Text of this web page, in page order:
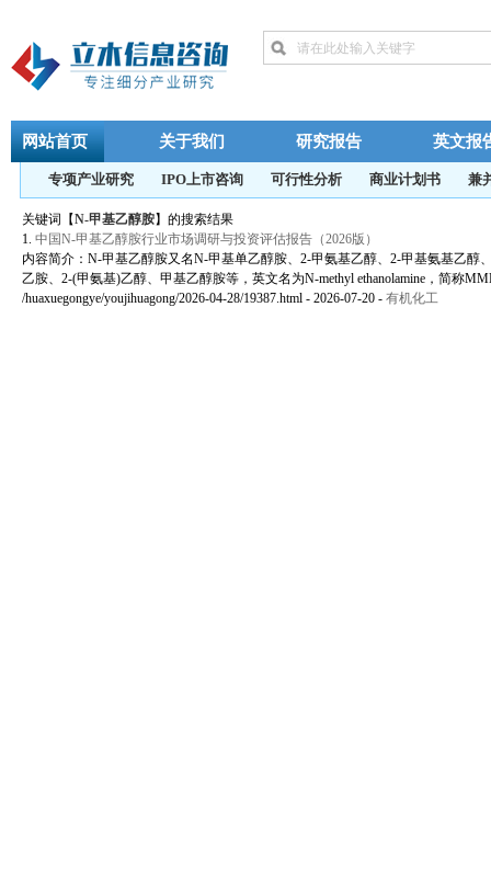
网站首页 关于我们 研究报告 英文报
专项产业研究 IPO上市咨询 可行性分析 商业计划书 兼
关键词【N-甲基乙醇胺】的搜索结果
1. 中国N-甲基乙醇胺行业市场调研与投资评估报告（2026版）
内容简介：N-甲基乙醇胺又名N-甲基单乙醇胺、2-甲氨基乙醇、2-甲基氨基乙醇
乙胺、2-(甲氨基)乙醇、甲基乙醇胺等，英文名为N-methyl ethanolamine，简称
/huaxuegongye/youjihuagong/2026-04-28/19387.html - 2026-07-20 - 有机化工